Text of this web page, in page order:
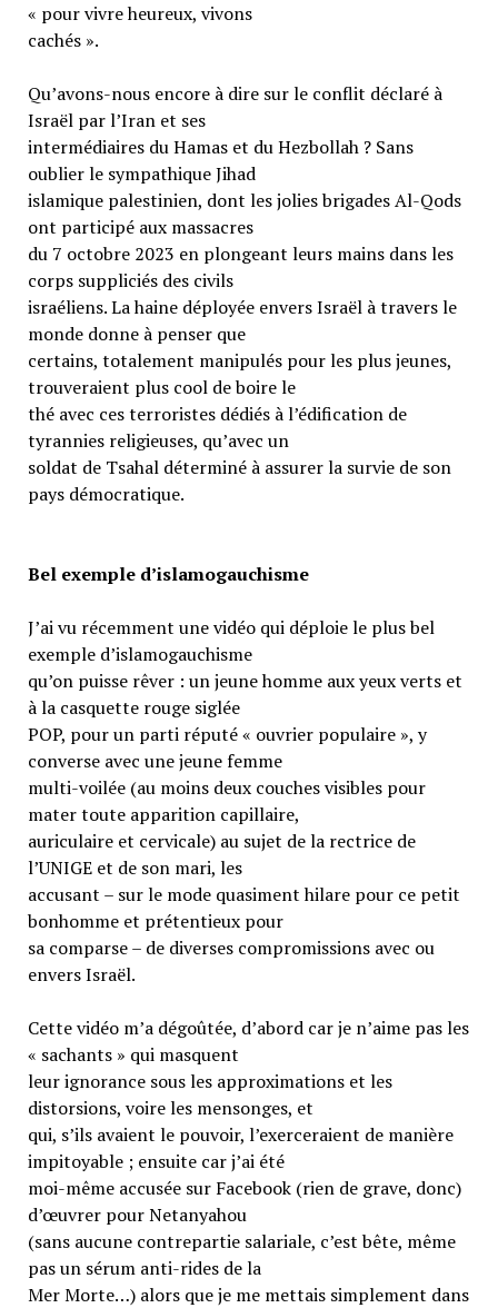
« pour vivre heureux, vivons
cachés ».
Qu’avons-nous encore à dire sur le conflit déclaré à
Israël par l’Iran et ses
intermédiaires du Hamas et du Hezbollah ? Sans
oublier le sympathique Jihad
islamique palestinien, dont les jolies brigades Al-Qods
ont participé aux massacres
du 7 octobre 2023 en plongeant leurs mains dans les
corps suppliciés des civils
israéliens. La haine déployée envers Israël à travers le
monde donne à penser que
certains, totalement manipulés pour les plus jeunes,
trouveraient plus cool de boire le
thé avec ces terroristes dédiés à l’édification de
tyrannies religieuses, qu’avec un
soldat de Tsahal déterminé à assurer la survie de son
pays démocratique.
Bel exemple d’islamogauchisme
J’ai vu récemment une vidéo qui déploie le plus bel
exemple d’islamogauchisme
qu’on puisse rêver : un jeune homme aux yeux verts et
à la casquette rouge siglée
POP, pour un parti réputé « ouvrier populaire », y
converse avec une jeune femme
multi-voilée (au moins deux couches visibles pour
mater toute apparition capillaire,
auriculaire et cervicale) au sujet de la rectrice de
l’UNIGE et de son mari, les
accusant – sur le mode quasiment hilare pour ce petit
bonhomme et prétentieux pour
sa comparse – de diverses compromissions avec ou
envers Israël.
Cette vidéo m’a dégoûtée, d’abord car je n’aime pas les
« sachants » qui masquent
leur ignorance sous les approximations et les
distorsions, voire les mensonges, et
qui, s’ils avaient le pouvoir, l’exerceraient de manière
impitoyable ; ensuite car j’ai été
moi-même accusée sur Facebook (rien de grave, donc)
d’œuvrer pour Netanyahou
(sans aucune contrepartie salariale, c’est bête, même
pas un sérum anti-rides de la
Mer Morte…) alors que je me mettais simplement dans